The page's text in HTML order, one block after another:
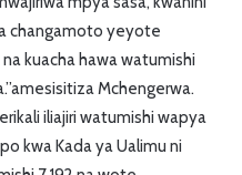
changamoto yeyote
kuacha hawa watumishi
Mchengerwa.
iliajiri watumishi wapya
kwa Kada ya Ualimu ni